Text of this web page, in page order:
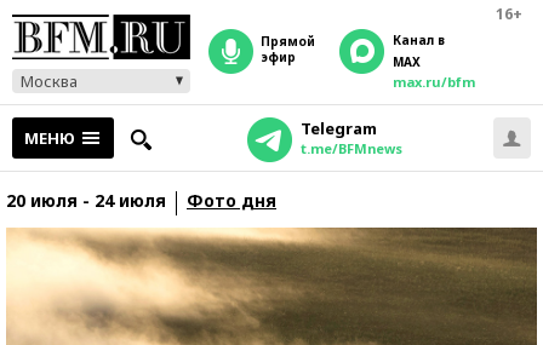
16+
Москва
прямой
эфир
Канал в
MAX
max.ru/bfm
МЕНЮ Telegram
t.me/BFMnews
20 июля - 24 июля Фото дня